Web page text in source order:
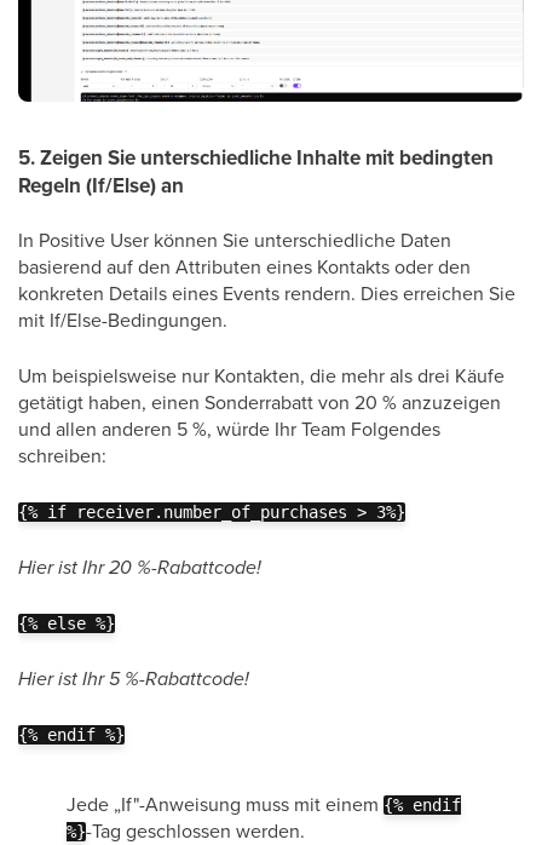
5. Zeigen Sie unterschiedliche Inhalte mit bedingten
Regeln (If/Else) an
In Positive User können Sie unterschiedliche Daten
basierend auf den Attributen eines Kontakts oder den
konkreten Details eines Events rendern. Dies erreichen Sie
mit If/Else-Bedingungen.
Um beispielsweise nur Kontakten, die mehr als drei Käufe
getätigt haben, einen Sonderrabatt von 20 % anzuzeigen
und allen anderen 5 %, würde Ihr Team Folgendes
schreiben:
{% if receiver.number_of_purchases > 3%}
Hier ist Ihr 20 %-Rabattcode!
{% else %}
Hier ist Ihr 5 %-Rabattcode!
{% endif %}
Jede „If"-Anweisung muss mit einem {% endif
%}-Tag geschlossen werden.